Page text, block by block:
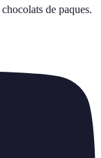
chocolats de paques.